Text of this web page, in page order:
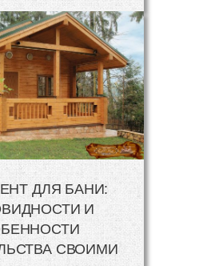
ДЛЯ БАНИ:
И
СВОИМИ